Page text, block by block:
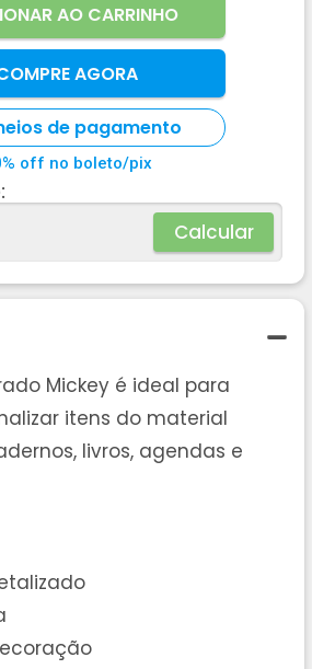
AO CARRINHO
AGORA
de pagamento
off no boleto/pix
Calcular
Mickey é ideal para
itens do material
livros, agendas e